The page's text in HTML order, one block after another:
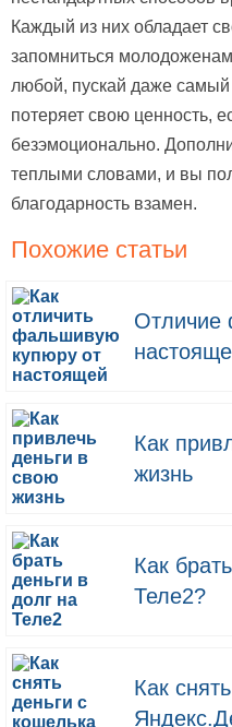
Каждый из них обладает
запомниться
любой, пускай даже
потеряет свою ценность,
безэмоционально.
теплыми словами, и вы
благодарность взамен.
Похожие статьи
Отличие
Как
жизнь
Как
Теле2?
Как